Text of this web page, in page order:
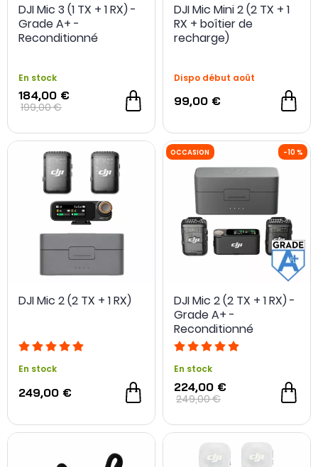
OCCASION - 15 €
DJI Mic 3 (1 TX + 1 RX) -
Grade A+ -
Reconditionné
En stock
184,00 €
199,00 €
DJI Mic Mini 2 (2 TX + 1
RX + boîtier de
recharge)
Dispo début août
99,00 €
DJI Mic 2 (2 TX + 1 RX)
En stock
249,00 €
DJI Mic 2 (2 TX + 1 RX) -
Grade A+ -
Reconditionné
En stock
224,00 €
249,00 €